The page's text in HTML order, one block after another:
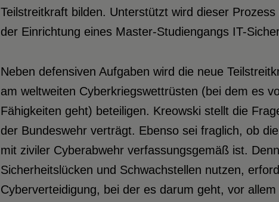
Teilstreitkraft bilden. Unterstützt wird dieser
der Einrichtung eines Master-Studiengangs IT-
Neben defensiven Aufgaben wird die neue
am weltweiten Cyberkriegswettrüsten (bei dem es
Fähigkeiten geht) beteiligen. Kreowski stellt die
der Bundeswehr verträgt. Ebenso sei fraglich, ob
mit ziviler Cyberabwehr verfassungsgemäß ist.
Sicherheitslücken und Schwachstellen nutzen,
Cyberverteidigung, bei der es darum geht, vor